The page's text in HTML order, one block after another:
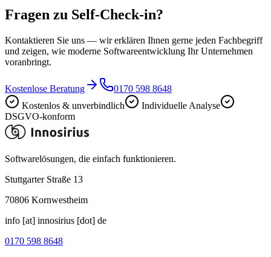
Fragen zu Self-Check-in?
Kontaktieren Sie uns — wir erklären Ihnen gerne jeden Fachbegriff
und zeigen, wie moderne Softwareentwicklung Ihr Unternehmen
voranbringt.
Kostenlose Beratung
0170 598 8648
Kostenlos & unverbindlich
Individuelle Analyse
DSGVO-konform
Softwarelösungen, die einfach funktionieren.
Stuttgarter Straße 13
70806 Kornwestheim
info [at] innosirius [dot] de
0170 598 8648